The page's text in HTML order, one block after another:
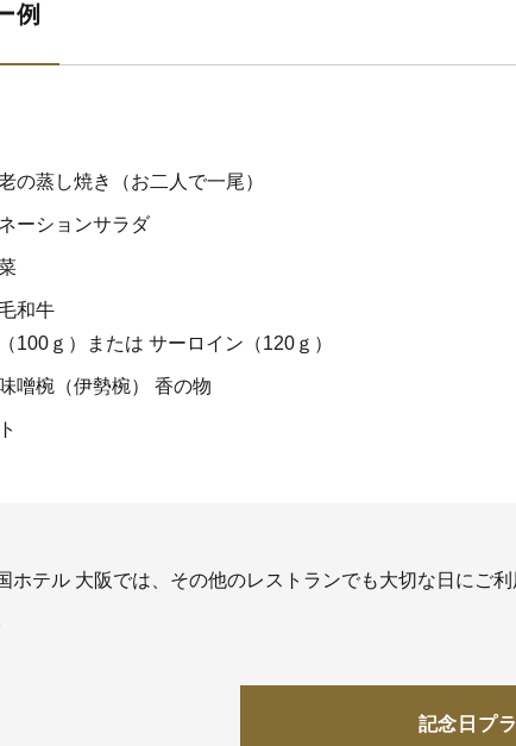
例
の蒸し焼き（お二人で一尾）
ーションサラダ
和牛
100ｇ）または サーロイン（120ｇ）
噌椀（伊勢椀） 香の物
ホテル 大阪では、その他のレストランでも大切な日にご
記念日プ